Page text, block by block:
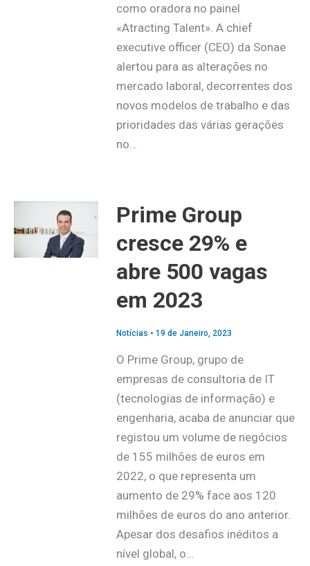
como oradora no painel
«Atracting Talent». A chief
executive officer (CEO) da Sonae
alertou para as alterações no
mercado laboral, decorrentes dos
novos modelos de trabalho e das
prioridades das várias gerações
no…
Prime Group
cresce 29% e
abre 500 vagas
em 2023
Notícias • 19 de Janeiro, 2023
O Prime Group, grupo de
empresas de consultoria de IT
(tecnologias de informação) e
engenharia, acaba de anunciar que
registou um volume de negócios
de 155 milhões de euros em
2022, o que representa um
aumento de 29% face aos 120
milhões de euros do ano anterior.
Apesar dos desafios inéditos a
nível global, o…